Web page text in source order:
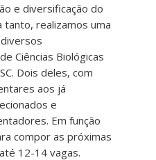
e diversificação do
realizamos uma
Ciências Biológicas
Dois deles, com
aos já
e
Em função
compor as próximas
12-14 vagas.